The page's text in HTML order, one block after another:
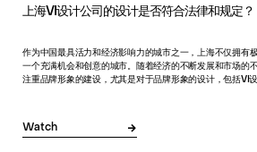
上海VI设计公司的设计是否符合法律和规定？
作为中国最具活力和经济影响力的城市之一，上海不仅拥有
一个充满机会和创意的城市。随着经济的不断发展和市场的
注重品牌形象的建设，尤其是对于品牌形象的设计，包括VI
Watch